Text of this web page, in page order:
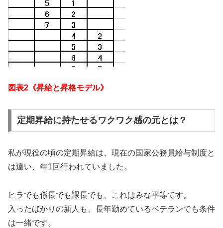
図表2《昇給と昇格モデル》
定期昇給に持たせるワクワク感の元とは？
私が現役の頃の定期昇給は、現在の国家公務員給与制度と
は違い、年1回行われていました。
ヒラでも係長でも課長でも、これはみな平等です。
入ったばかりの新人も、長年勤めているベテランでも条件
は一緒です。